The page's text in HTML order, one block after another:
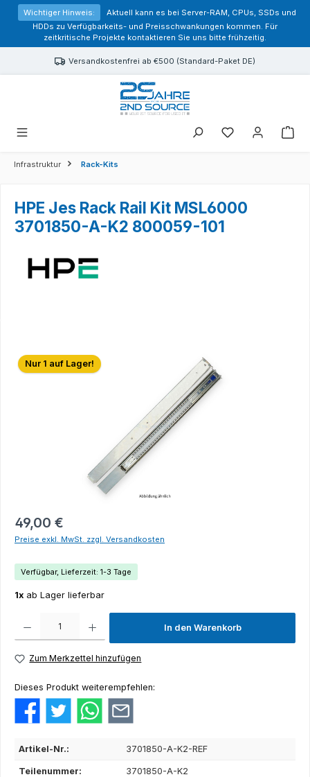
springen
Wichtiger Hinweis:
Aktuell kann es bei Server-RAM, CPUs, SSDs und
HDDs zu Verfügbarkeits- und Preisschwankungen kommen. Für
zeitkritische Projekte kontaktieren Sie uns bitte frühzeitig.
Versandkostenfrei ab €500 (Standard-Paket DE)
Sie haben 0
Infrastruktur Rack-Kits
HPE Jes Rack Rail Kit MSL6000
3701850-A-K2 800059-101
Bildergalerie überspringen
Nur 1 auf Lager!
49,00 €
Preise exkl. MwSt. zzgl. Versandkosten
Verfügbar, Lieferzeit: 1-3 Tage
1x ab Lager lieferbar
In den Warenkorb
Zum Merkzettel hinzufügen
Dieses Produkt weiterempfehlen:
Artikel-Nr.: 3701850-A-K2-REF
Teilenummer: 3701850-A-K2